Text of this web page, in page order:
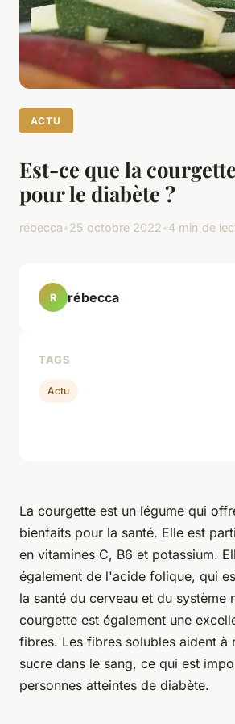
ACTU
Est-ce que la
pour le diabète ?
rébecca•25 octobre 2022•4 min de
La courgette est un légume qui
bienfaits pour la santé. Elle est
en vitamines C, B6 et potassium.
également de l'acide folique, qui
la santé du cerveau et du système
courgette est également une
fibres. Les fibres solubles aident à
sucre dans le sang, ce qui est
personnes atteintes de diabète.
R rébecca
TAGS
Actu